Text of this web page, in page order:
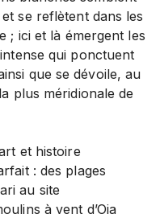
se reflètent dans les
; ici et là émergent les
qui ponctuent
que se dévoile, au
plus méridionale de
et histoire
: des plages
au site
à vent d’Oia